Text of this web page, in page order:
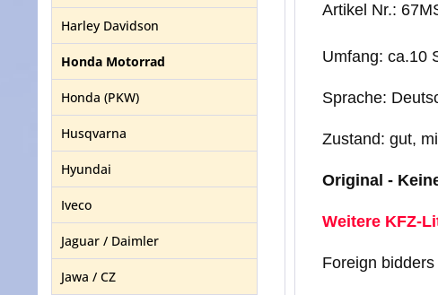
Harley Davidson
Honda Motorrad
Honda (PKW)
Husqvarna
Hyundai
Iveco
Jaguar / Daimler
Jawa / CZ
Artikel Nr.:
Umfang: ca.10
Sprache:
Zustand: gut,
Original -
Weitere KFZ-
Foreign